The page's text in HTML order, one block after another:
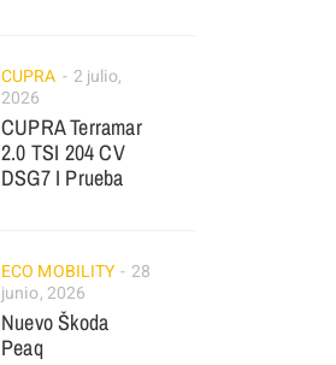
CUPRA
2 julio,
2026
CUPRA Terramar
2.0 TSI 204 CV
DSG7 I Prueba
ECO MOBILITY
28
junio, 2026
Nuevo Škoda
Peaq